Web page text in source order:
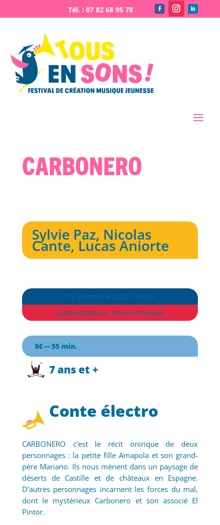
Carbonero
Sylvie Paz, Nicolas
Cante, Lucas Aniorte
15 décembre 2022 / 19h15
La Manufacture, Aix-en-Provence
8€ — 55 min.
7 ans et +
Conte électro
CARBONERO c’est le récit onirique de deux
personnages : la petite fille Amapola et son grand-
père Mariano. Ils nous mènent dans un paysage de
déserts de Castille et de châteaux en Espagne.
D’autres personnages incarnent les forces du mal,
dont le mystérieux Carbonero et son associé El
Pintor.